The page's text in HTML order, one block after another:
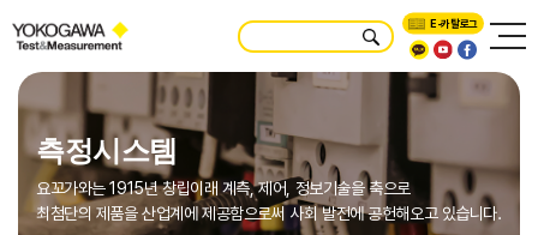
E-카탈로그
측정시스템
요꼬가와는 1915년 창립이래 계측, 제어, 정보기술을 축으로
최첨단의 제품을 산업계에 제공함으로써 사회 발전에 공헌해오고 있습니다.